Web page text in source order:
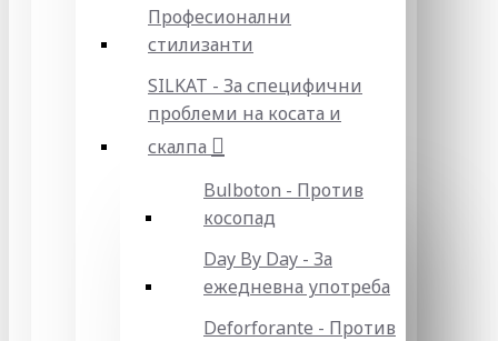
Професионални
стилизанти
SILKAT - За специфични
проблеми на косата и
скалпа
Bulboton - Против
косопад
Day By Day - За
ежедневна употреба
Deforforante - Против